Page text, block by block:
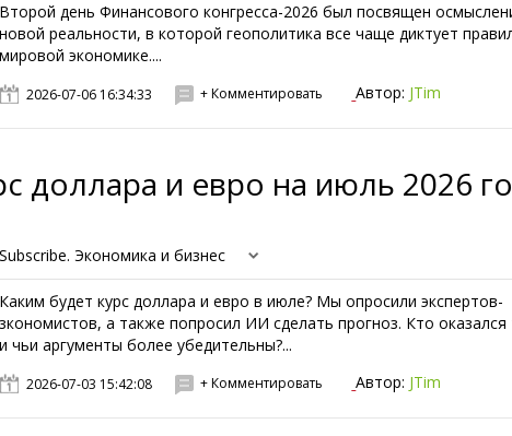
Второй день Финансового конгресса-2026 был посвящен
новой реальности, в которой геополитика все чаще диктует
мировой экономике....
2026-07-06 16:34:33 + Комментировать Автор: JTim
доллара и евро на июль 2026
Subscribe. Экономика и бизнес
Каким будет курс доллара и евро в июле? Мы опросили экспертов-
зкономистов, а также попросил ИИ сделать прогноз. Кто оказался
и чьи аргументы более убедительны?...
2026-07-03 15:42:08 + Комментировать Автор: JTim